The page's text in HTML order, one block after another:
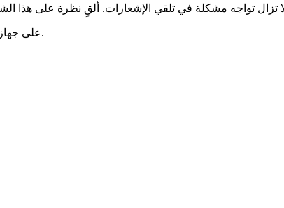
قم بتشغيل تطبيق YouTube على جهازك المحمول، وانقر على أيقونة المستخدم.